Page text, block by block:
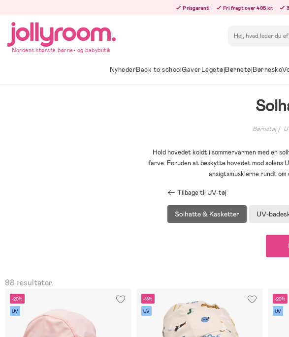
innehållet
Prisgaranti Fri fragt over 495 kr.
Nordens største børne- og babybutik
NyhederBack to schoolGaverLegetøjBørnetøjBørnesko
Børnetøj
Hold hovedet koldt i sommervarmen med en
farve. Foruden at beskytte hovedet mod solens
ansigtsmusklerne rundt
Tilbage til UV-tøj
Solhatte & Kasketter UV-
98 resultater.
-20%
UV
-18%
UV
-20%
UV